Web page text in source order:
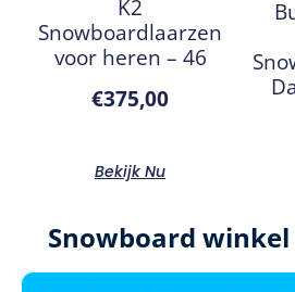
K2
Snowboardlaarzen
voor heren – 46
€375,00
Bekijk Nu
Snowboard